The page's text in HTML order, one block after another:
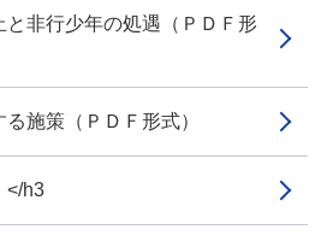
非行少年の処遇（ＰＤＦ形
施策（ＰＤＦ形式）
</h3